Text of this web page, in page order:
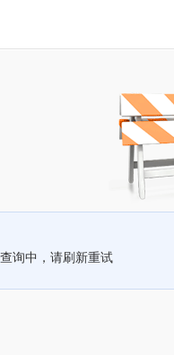
询中，请刷新重试